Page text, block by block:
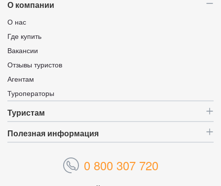
О компании
О нас
Где купить
Вакансии
Отзывы туристов
Агентам
Туроператоры
Туристам
Полезная информация
0 800 307 720